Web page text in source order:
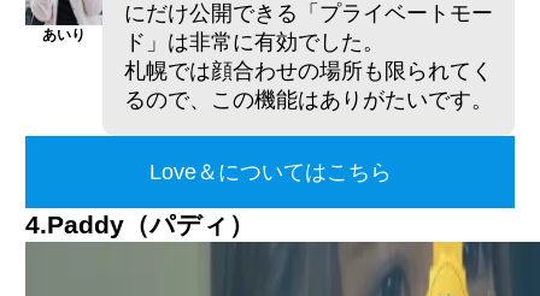
あいり
にだけ公開できる「プライベートモー
ド」は非常に有効でした。
札幌では顔合わせの場所も限られてく
るので、この機能はありがたいです。
Love＆についてはこちら
4.Paddy（パディ）